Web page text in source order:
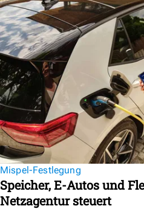
Mispel-Festlegung
Speicher, E-Autos und
Netzagentur steuert